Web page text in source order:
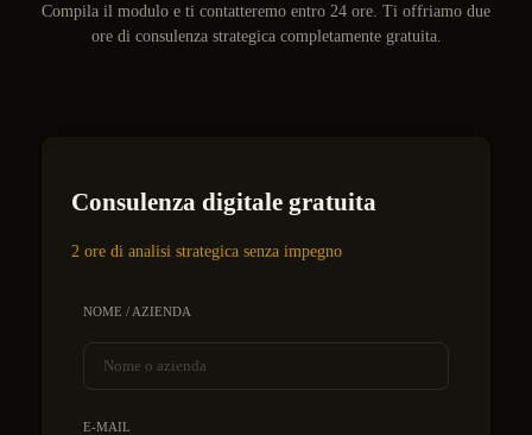
Compila il modulo e ti contatteremo entro 24 ore. Ti offriamo due
ore di consulenza strategica completamente gratuita.
Consulenza digitale gratuita
2 ore di analisi strategica senza impegno
NOME / AZIENDA
E-MAIL